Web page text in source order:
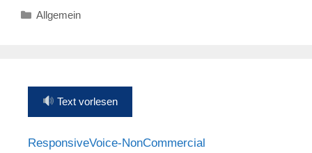
Kategorien
Allgemein
Text vorlesen
ResponsiveVoice-NonCommercial